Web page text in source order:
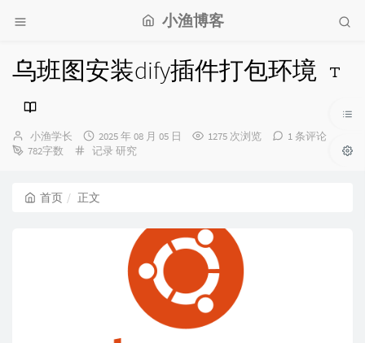
小渔博客
乌班图安装dify插件打包环境
博
主：
小渔学长
发
布
2025 年 08 月 05 日 1275 次浏览
1 条评论
782字数
分
记录研究
首页 正文